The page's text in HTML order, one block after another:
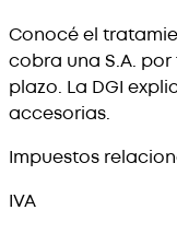
Conocé el
cobra una S.A.
plazo. La DGI
accesorias.
Impuestos
IVA